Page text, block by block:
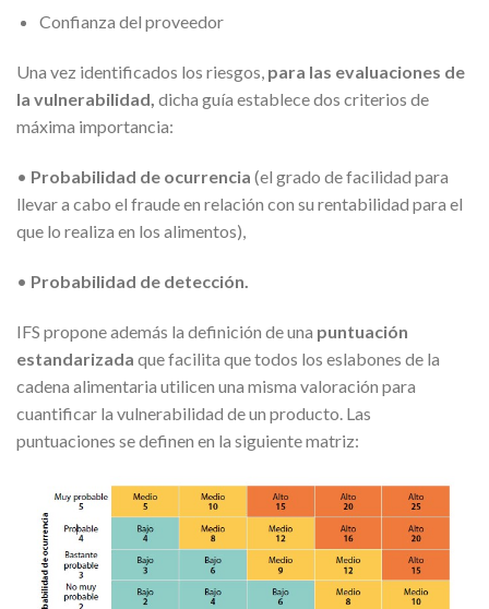
Confianza del proveedor
Una vez identificados los riesgos, para las evaluaciones de
la vulnerabilidad, dicha guía establece dos criterios de
máxima importancia:
• Probabilidad de ocurrencia (el grado de facilidad para
llevar a cabo el fraude en relación con su rentabilidad para el
que lo realiza en los alimentos),
• Probabilidad de detección.
IFS propone además la definición de una puntuación
estandarizada que facilita que todos los eslabones de la
cadena alimentaria utilicen una misma valoración para
cuantificar la vulnerabilidad de un producto. Las
puntuaciones se definen en la siguiente matriz: